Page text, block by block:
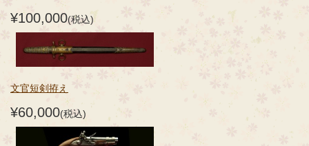
¥100,000(税込)
文官短剣拵え
¥60,000(税込)